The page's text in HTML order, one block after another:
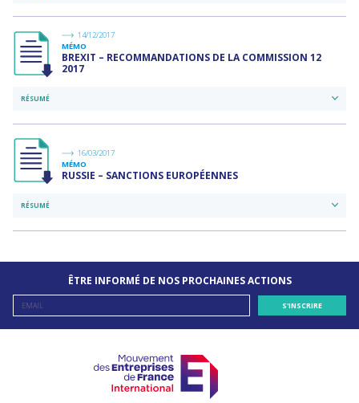
14/12/2017
MÉMO
BREXIT – RECOMMANDATIONS DE LA COMMISSION 12
2017
RÉSUMÉ
16/03/2017
MÉMO
RUSSIE – SANCTIONS EUROPÉENNES
RÉSUMÉ
ÊTRE INFORMÉ DE NOS PROCHAINES ACTIONS